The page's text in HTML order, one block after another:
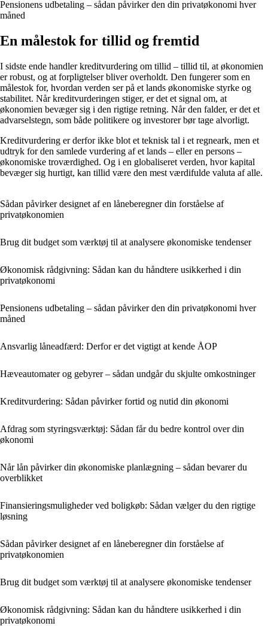
Pensionens udbetaling – sådan påvirker den din privatøkonomi hver
måned
En målestok for tillid og fremtid
I sidste ende handler kreditvurdering om tillid – tillid til, at økonomien
er robust, og at forpligtelser bliver overholdt. Den fungerer som en
målestok for, hvordan verden ser på et lands økonomiske styrke og
stabilitet. Når kreditvurderingen stiger, er det et signal om, at
økonomien bevæger sig i den rigtige retning. Når den falder, er det et
advarselstegn, som både politikere og investorer bør tage alvorligt.
Kreditvurdering er derfor ikke blot et teknisk tal i et regneark, men et
udtryk for den samlede vurdering af et lands – eller en persons –
økonomiske troværdighed. Og i en globaliseret verden, hvor kapital
bevæger sig hurtigt, kan tillid være den mest værdifulde valuta af alle.
Sådan påvirker designet af en låneberegner din forståelse af
privatøkonomien
Brug dit budget som værktøj til at analysere økonomiske tendenser
Økonomisk rådgivning: Sådan kan du håndtere usikkerhed i din
privatøkonomi
Pensionens udbetaling – sådan påvirker den din privatøkonomi hver
måned
Ansvarlig låneadfærd: Derfor er det vigtigt at kende ÅOP
Hæveautomater og gebyrer – sådan undgår du skjulte omkostninger
Kreditvurdering: Sådan påvirker fortid og nutid din økonomi
Afdrag som styringsværktøj: Sådan får du bedre kontrol over din
økonomi
Når lån påvirker din økonomiske planlægning – sådan bevarer du
overblikket
Finansieringsmuligheder ved boligkøb: Sådan vælger du den rigtige
løsning
Sådan påvirker designet af en låneberegner din forståelse af
privatøkonomien
Brug dit budget som værktøj til at analysere økonomiske tendenser
Økonomisk rådgivning: Sådan kan du håndtere usikkerhed i din
privatøkonomi